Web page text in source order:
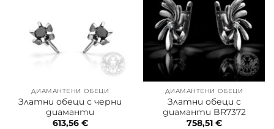
ДИАМАНТЕНИ ОБЕЦИ
Златни обеци с черни
диаманти
613,56 €
ДИАМАНТЕНИ ОБЕЦИ
Златни обеци с
диаманти BR7372
758,51 €